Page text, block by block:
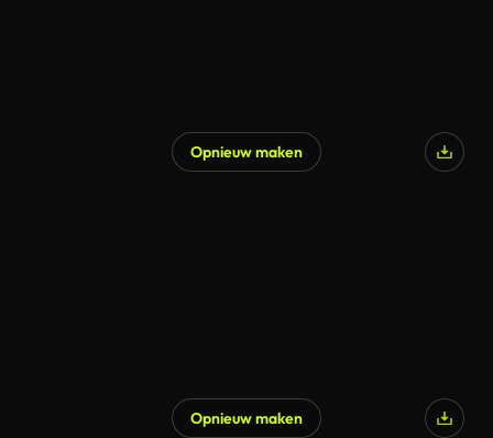
Opnieuw maken
Opnieuw maken